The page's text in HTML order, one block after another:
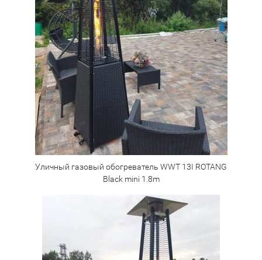
Уличный газовый обогреватель WWT 13I ROTANG
Black mini 1.8m